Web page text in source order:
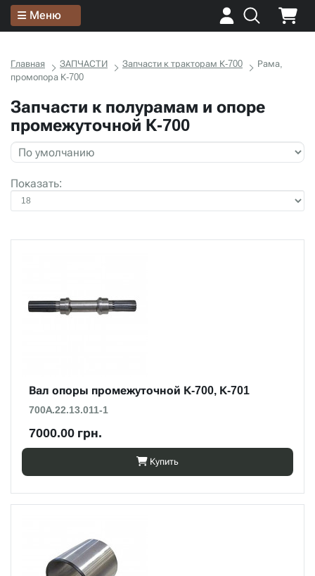
Меню
Главная ЗАПЧАСТИ Запчасти к тракторам К-700
Рама,
промопора К-700
Запчасти к полурамам и опоре
промежуточной К-700
Показать:
Вал опоры промежуточной К-700, К-701
700А.22.13.011-1
7000.00 грн.
Купить